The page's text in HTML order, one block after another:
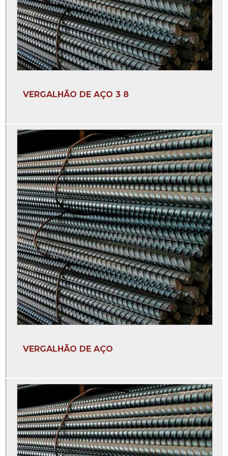
Empresa de brocas
Empresa fabricante de brocas
Empresas de coluna
Estribo para coluna 3 8
Estribo redondo para coluna
Estribos à venda
Estribos colunas
Estribos de ferro
Estribos de ferro 12x27
Estribos de ferro 3 8
Estribos de ferro para coluna
Estribos de ferro para construção preço
Estribos para construção
Estribos para construção civil
Estribos para vigas
Fábrica de arame recozido
Fábrica de coluna de ferro
Fábrica de colunas vigas e sapatas
Fábrica de estribo
Fábrica de estribo para construção
VERGALHÃO DE AÇO 3 8
VERGALHÃO DE AÇO